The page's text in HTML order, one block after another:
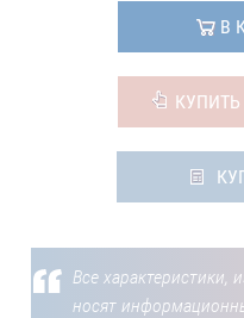
В
Все характеристики,
носят